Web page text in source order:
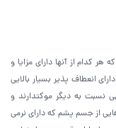
کدام از آنها دارای مزایا و
انعطاف پذیر بسیار بالایی
نسبت به دیگر موکتدارند و
از جسم پشم که دارای نرمی